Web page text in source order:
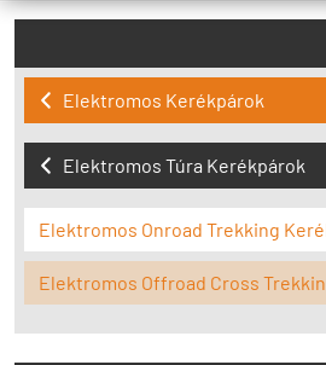
Elektromos Kerékpárok
Elektromos Túra Kerékpárok
Elektromos Onroad Trekking
Elektromos Offroad Cross